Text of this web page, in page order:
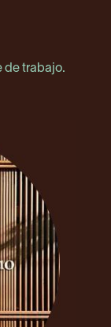
de trabajo.